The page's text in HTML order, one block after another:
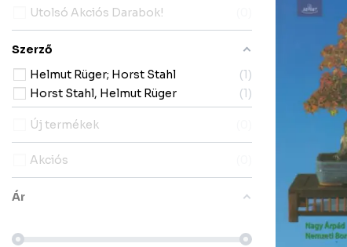
Utolsó Akciós Darabok!
Szerző
Helmut Rüger; Horst Stahl
1
Horst Stahl, Helmut Rüger
1
Új termékek
Akciós
Ár